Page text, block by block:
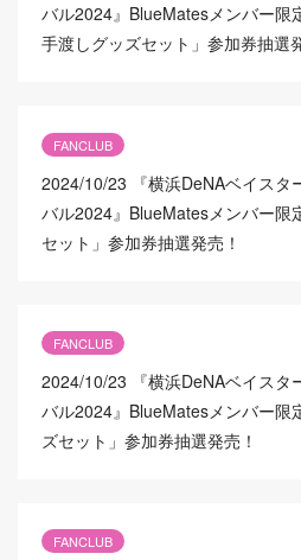
バル2024』BlueMatesメンバー限
手渡しグッズセット」参加券抽選
FANCLUB
2024/10/23
『横浜DeNAベイス
バル2024』BlueMatesメンバー限
セット」参加券抽選発売！
FANCLUB
2024/10/23
『横浜DeNAベイス
バル2024』BlueMatesメンバー限
ズセット」参加券抽選発売！
FANCLUB